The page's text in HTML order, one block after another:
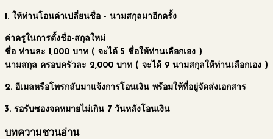
1. ให้ท่านโอนค่าเปลี่ยนชื่อ - นามสกุลมาอีกครั้ง
ค่าครูในการตั้งชื่อ-สกุลใหม่
ชื่อ ท่านละ 1,000 บาท ( จะได้ 5 ชื่อให้ท่านเลือกเอง )
นามสกุล ครอบครัวละ 2,000 บาท ( จะได้ 9 นามสกุลให้ท่านเลือกเอง )
2. อีเมลหรือโทรกลับมาแจ้งการโอนเงิน พร้อมให้ที่อยู่จัดส่งเอกสาร
3. รอรับซองจดหมายไม่เกิน 7 วันหลังโอนเงิน
บทความชวนอ่าน